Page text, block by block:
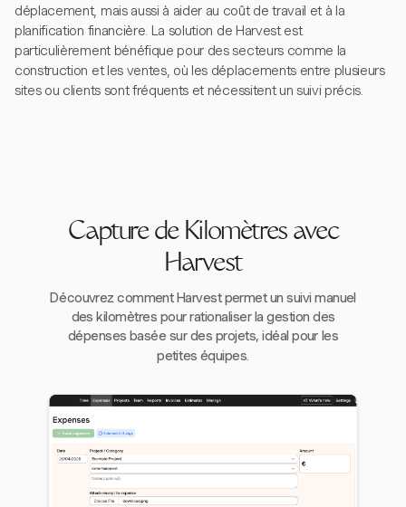
déplacement, mais aussi à aider au coût de travail et à la
planification financière. La solution de Harvest est
particulièrement bénéfique pour des secteurs comme la
construction et les ventes, où les déplacements entre plusieurs
sites ou clients sont fréquents et nécessitent un suivi précis.
Capture de Kilomètres avec
Harvest
Découvrez comment Harvest permet un suivi manuel
des kilomètres pour rationaliser la gestion des
dépenses basée sur des projets, idéal pour les
petites équipes.